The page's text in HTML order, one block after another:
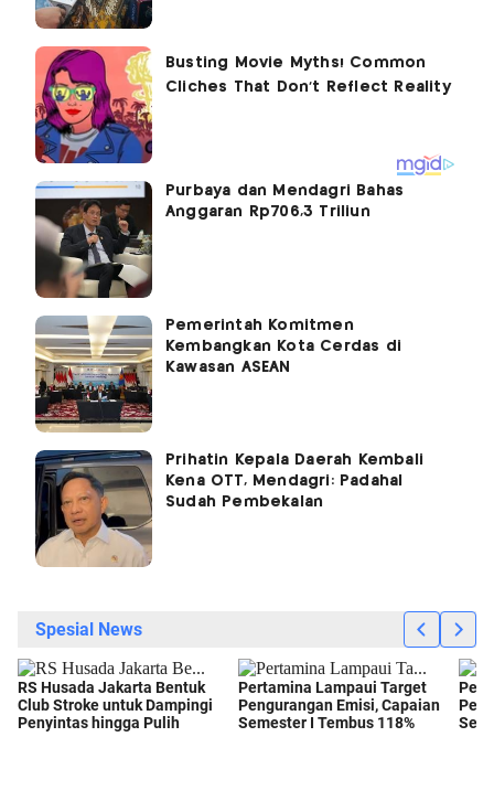
Purbaya dan Mendagri Bahas
Anggaran Rp706,3 Triliun
Pemerintah Komitmen
Kembangkan Kota Cerdas di
Kawasan ASEAN
Prihatin Kepala Daerah Kembali
Kena OTT, Mendagri: Padahal
Sudah Pembekalan